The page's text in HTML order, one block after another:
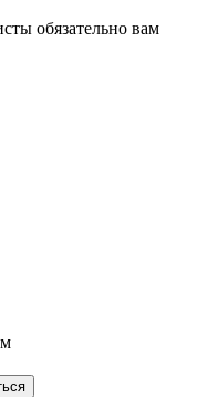
обязательно вам